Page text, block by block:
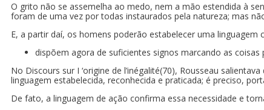
O grito não se assemelha ao medo, nem a mão estendida à
foram de uma vez por todas instaurados pela natureza; mas
E, a partir daí, os homens poderão estabelecer uma linguagem
dispõem agora de suficientes signos marcando as
No Discours sur I ‘origine de l’inégalité(70), Rousseau
linguagem estabelecida, reconhecida e praticada; é preciso,
De fato, a linguagem de ação confirma essa necessidade e